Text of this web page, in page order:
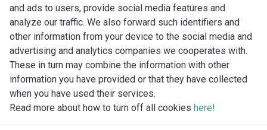
and ads to users, provide social media features and
analyze our traffic. We also forward such identifiers and
other information from your device to the social media and
advertising and analytics companies we cooperates with.
These in turn may combine the information with other
information you have provided or that they have collected
when you have used their services.
Read more about how to turn off all cookies here!
Imprint